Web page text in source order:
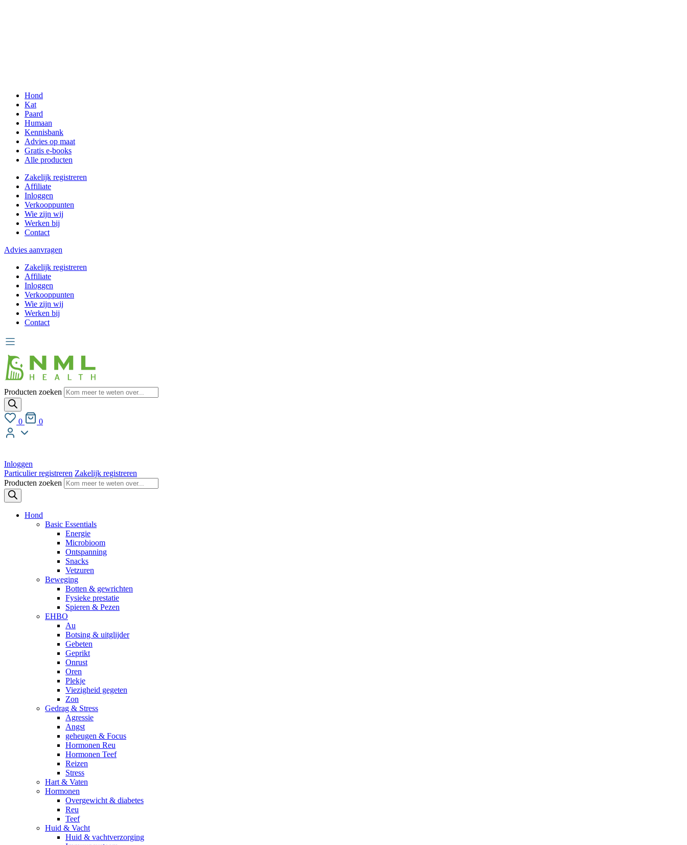
Hond
Kat
Paard
Humaan
Kennisbank
Advies op maat
Gratis e-books
Alle producten
Zakelijk registreren
Affiliate
Inloggen
Verkooppunten
Wie zijn wij
Werken bij
Contact
Advies aanvragen
Zakelijk registreren
Affiliate
Inloggen
Verkooppunten
Wie zijn wij
Werken bij
Contact
Producten zoeken
0 0
Inloggen
Particulier registreren Zakelijk registreren
Producten zoeken
Hond
Basic Essentials
Energie
Microbioom
Ontspanning
Snacks
Vetzuren
Beweging
Botten & gewrichten
Fysieke prestatie
Spieren & Pezen
EHBO
Au
Botsing & uitglijder
Gebeten
Geprikt
Onrust
Oren
Plekje
Viezigheid gegeten
Zon
Gedrag & Stress
Agressie
Angst
geheugen & Focus
Hormonen Reu
Hormonen Teef
Reizen
Stress
Hart & Vaten
Hormonen
Overgewicht & diabetes
Reu
Teef
Huid & Vacht
Huid & vachtverzorging